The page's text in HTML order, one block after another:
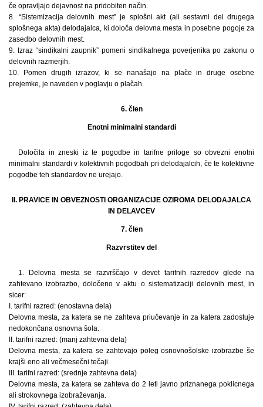
če opravljajo dejavnost na pridobiten način.
8. “Sistemizacija delovnih mest” je splošni akt (ali sestavni del drugega
splošnega akta) delodajalca, ki določa delovna mesta in posebne pogoje za
zasedbo delovnih mest.
9. Izraz “sindikalni zaupnik” pomeni sindikalnega poverjenika po zakonu o
delovnih razmerjih.
10. Pomen drugih izrazov, ki se nanašajo na plače in druge osebne
prejemke, je naveden v poglavju o plačah.
6. člen
Enotni minimalni standardi
Določila in zneski iz te pogodbe in tarifne priloge so obvezni enotni
minimalni standardi v kolektivnih pogodbah pri delodajalcih, če te kolektivne
pogodbe teh standardov ne urejajo.
II. PRAVICE IN OBVEZNOSTI ORGANIZACIJE OZIROMA DELODAJALCA
IN DELAVCEV
7. člen
Razvrstitev del
1. Delovna mesta se razvrščajo v devet tarifnih razredov glede na
zahtevano izobrazbo, določeno v aktu o sistematizaciji delovnih mest, in
sicer:
I. tarifni razred: (enostavna dela)
Delovna mesta, za katera se ne zahteva priučevanje in za katera zadostuje
nedokončana osnovna šola.
II. tarifni razred: (manj zahtevna dela)
Delovna mesta, za katera se zahtevajo poleg osnovnošolske izobrazbe še
krajši eno ali večmesečni tečaji.
III. tarifni razred: (srednje zahtevna dela)
Delovna mesta, za katera se zahteva do 2 leti javno priznanega poklicnega
ali strokovnega izobraževanja.